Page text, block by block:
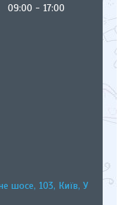
09:00 17:00
шосе, 103, Київ, У